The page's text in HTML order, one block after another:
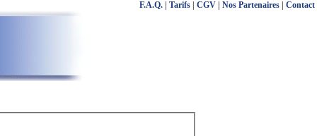
F.A.Q. Tarifs CGV Nos Partenaires Contact